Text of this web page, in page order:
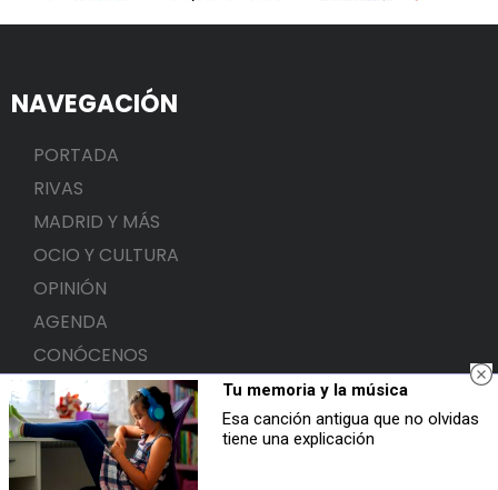
NAVEGACIÓN
PORTADA
RIVAS
MADRID Y MÁS
OCIO Y CULTURA
OPINIÓN
AGENDA
CONÓCENOS
SECCIONES
Política
Tu memoria y la música
Esa canción antigua que no olvidas
tiene una explicación